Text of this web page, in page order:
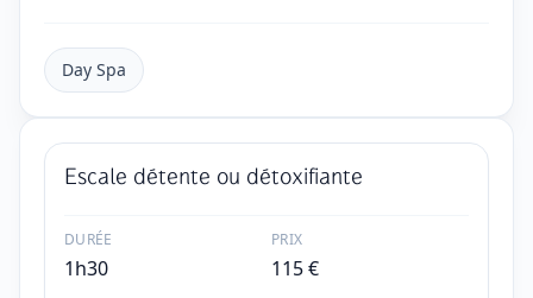
Day Spa
Escale détente ou détoxifiante
DURÉE
1h30
PRIX
115€